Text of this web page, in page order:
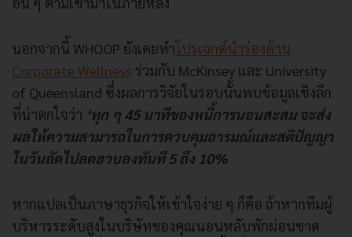
นอกจากนี้ WHOOP ยังเคยทำโปรเจกต์นำร่องด้าน
Corporate Wellness ร่วมกับ McKinsey และ University
of Queensland ซึ่งผลการวิจัยในรอบนั้นพบข้อมูลเชิงลึก
ที่น่าตกใจว่า ‘ทุก ๆ 45 นาทีของหนี้การนอนสะสม จะส่ง
ผลให้ความสามารถในการควบคุมอารมณ์และสติปัญญา
ในวันถัดไปลดฮวบลงทันที 5 ถึง 10%
หากแปลเป็นภาษาธุรกิจให้เข้าใจง่าย ๆ ก็คือ ถ้าหากทีมผู้
บริหารระดับสูงในบริษัทของคุณนอนหลับพักผ่อนขาด